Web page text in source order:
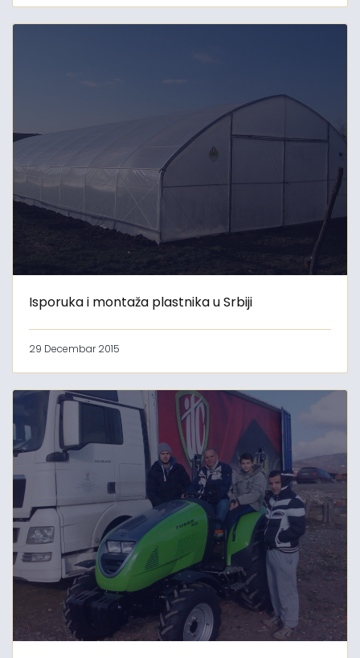
Isporuka i montaža plastnika u Srbiji
29 Decembar 2015